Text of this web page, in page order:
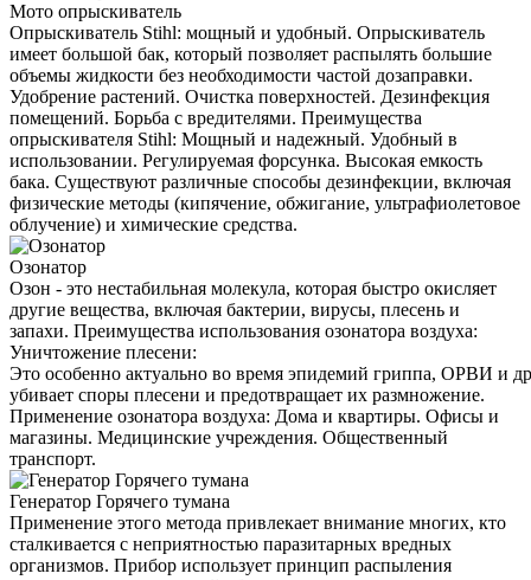
Мото опрыскиватель
Опрыскиватель Stihl: мощный и удобный. Опрыскиватель
имеет большой бак, который позволяет распылять большие
объемы жидкости без необходимости частой дозаправки.
Удобрение растений. Очистка поверхностей. Дезинфекция
помещений. Борьба с вредителями. Преимущества
опрыскивателя Stihl: Мощный и надежный. Удобный в
использовании. Регулируемая форсунка. Высокая емкость
бака. Существуют различные способы дезинфекции, включая
физические методы (кипячение, обжигание, ультрафиолетовое
облучение) и химические средства.
Озонатор
Озон - это нестабильная молекула, которая быстро окисляет
другие вещества, включая бактерии, вирусы, плесень и
запахи. Преимущества использования озонатора воздуха:
Уничтожение плесени:
Это особенно актуально во время эпидемий гриппа, ОРВИ и
убивает споры плесени и предотвращает их размножение.
Применение озонатора воздуха: Дома и квартиры. Офисы и
магазины. Медицинские учреждения. Общественный
транспорт.
Генератор Горячего тумана
Применение этого метода привлекает внимание многих, кто
сталкивается с неприятностью паразитарных вредных
организмов. Прибор использует принцип распыления